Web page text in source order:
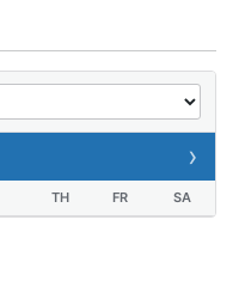
›
TH FR SA